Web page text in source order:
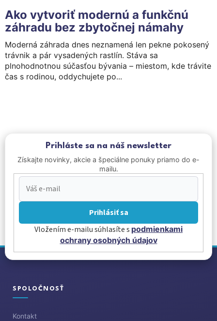
Ako vytvoriť modernú a funkčnú
záhradu bez zbytočnej námahy
Moderná záhrada dnes neznamená len pekne pokosený
trávnik a pár vysadených rastlín. Stáva sa
plnohodnotnou súčasťou bývania – miestom, kde trávite
čas s rodinou, oddychujete po...
Prihláste sa na náš newsletter
Získajte novinky, akcie a špeciálne ponuky priamo do e-
mailu.
Prihlásiť sa
Vložením e-mailu súhlasíte s podmienkami
ochrany osobných údajov
Z
SPOLOČNOSŤ
Kontakt